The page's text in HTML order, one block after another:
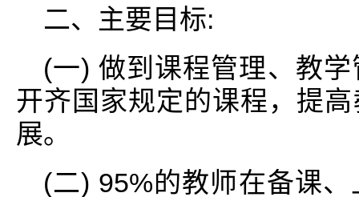
二、主要目标:
(一) 做到课程管理、教
开齐国家规定的课程，提
展。
(二) 95%的教师在备课